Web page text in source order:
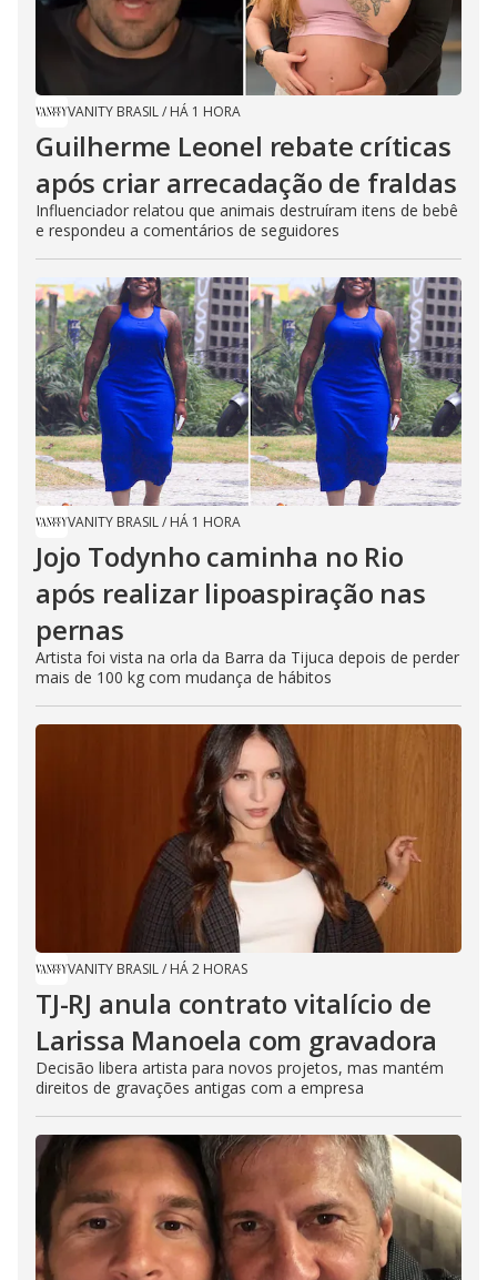
VANITY BRASIL/ HÁ 1 HORA
Guilherme Leonel rebate críticas
após criar arrecadação de fraldas
Influenciador relatou que animais destruíram itens de bebê
e respondeu a comentários de seguidores
VANITY BRASIL/ HÁ 1 HORA
Jojo Todynho caminha no Rio
após realizar lipoaspiração nas
pernas
Artista foi vista na orla da Barra da Tijuca depois de perder
mais de 100 kg com mudança de hábitos
VANITY BRASIL/ HÁ 2 HORAS
TJ-RJ anula contrato vitalício de
Larissa Manoela com gravadora
Decisão libera artista para novos projetos, mas mantém
direitos de gravações antigas com a empresa